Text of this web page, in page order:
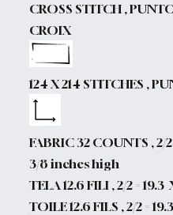
CROSS STITCH ,
CROIX
124 X 214 STITCHES ,
FABRIC 32 COUNTS , 2/
3/8 inches high
TELA 12.6 FILI , 2/2 =
TOILE 12.6 FILS , 2/2 =